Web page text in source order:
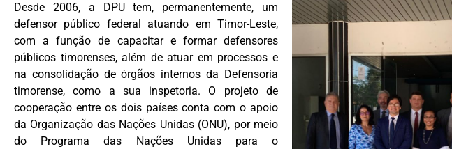
Desde 2006, a DPU tem, permanentemente, um
defensor público federal atuando em Timor-Leste,
com a função de capacitar e formar defensores
públicos timorenses, além de atuar em processos e
na consolidação de órgãos internos da Defensoria
timorense, como a sua inspetoria. O projeto de
cooperação entre os dois países conta com o apoio
da Organização das Nações Unidas (ONU), por meio
do Programa das Nações Unidas para o